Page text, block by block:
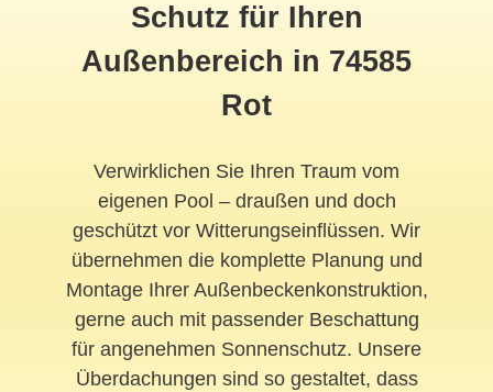
Schutz für Ihren
Außenbereich in 74585
Rot
Verwirklichen Sie Ihren Traum vom
eigenen Pool – draußen und doch
geschützt vor Witterungseinflüssen. Wir
übernehmen die komplette Planung und
Montage Ihrer Außenbeckenkonstruktion,
gerne auch mit passender Beschattung
für angenehmen Sonnenschutz. Unsere
Überdachungen sind so gestaltet, dass